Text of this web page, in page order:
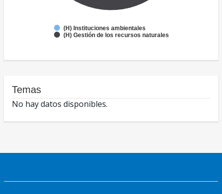
(H) Instituciones ambientales
(H) Gestión de los recursos naturales
Temas
No hay datos disponibles.